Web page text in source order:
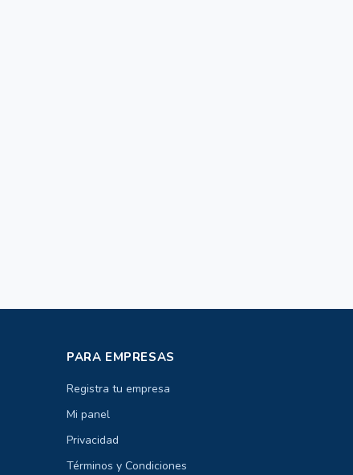
PARA EMPRESAS
Registra tu empresa
Mi panel
Privacidad
Términos y Condiciones